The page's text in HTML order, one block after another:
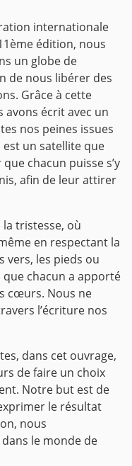
internationale
édition, nous
un globe de
de nous libérer des
Grâce à cette
écrit avec un
nos peines issues
est un satellite que
chacun puisse s’y
afin de leur attirer
tristesse, où
en respectant la
vers, les pieds ou
que chacun a apporté
cœurs. Nous ne
l’écriture nos
dans cet ouvrage,
de faire un choix
Notre but est de
le résultat
nous
le monde de